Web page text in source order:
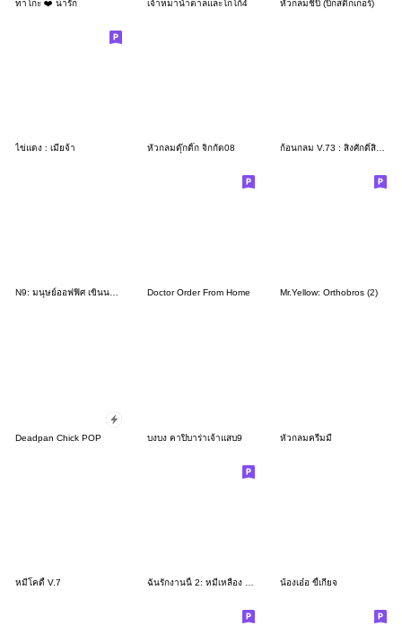
ทาโกะ ❤️ น่ารัก เจ้าหมาน้ำตาลและโกโก้4 หัวกลมชิบิ (บิ๊กสติกเกอร์)
ไข่แดง : เมียจ้า หัวกลมดุ๊กดิ๊ก จิกกัด08 ก้อนกลม V.73 : สิ่งศักดิ์สิทธิ์ๆๆๆ
N9: มนุษย์ออฟฟิศ เขินนะคะ Doctor Order From Home Mr.Yellow: Orthobros (2)
Deadpan Chick POP บงบง คาปิบาร่าเจ้าแสบ9 หัวกลมครีมมี่
หมีโคดี้ V.7 น้องเอ๋อ ขี้เกียจ